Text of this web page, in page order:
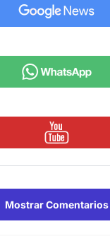
Mostrar Comentarios